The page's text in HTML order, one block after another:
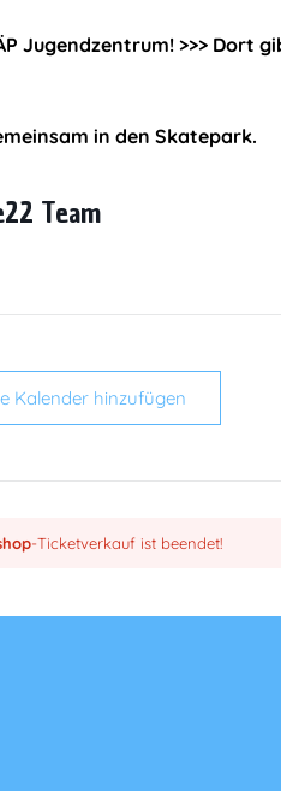
Jugendzentrum! >>> Dort
in den Skatepark.
Team
Kalender hinzufügen
-Ticketverkauf ist beendet!